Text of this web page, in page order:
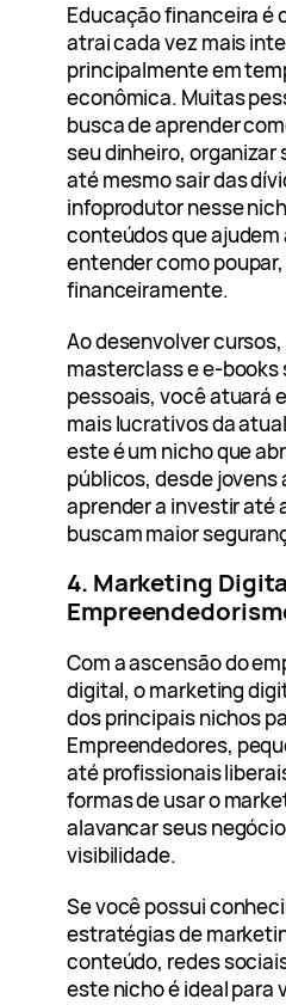
Educação financeira é
atrai cada vez mais
principalmente em
econômica. Muitas
busca de aprender
seu dinheiro, organizar
até mesmo sair das
infoprodutor nesse
conteúdos que ajudem
entender como
financeiramente.
Ao desenvolver
masterclass e e-books
pessoais, você atuará
mais lucrativos da
este é um nicho que
públicos, desde
aprender a investir até
buscam maior
4. Marketing
Com a ascensão do
digital, o marketing
dos principais nichos
Empreendedores,
até profissionais
formas de usar o
alavancar seus
visibilidade.
Se você possui
estratégias de
conteúdo, redes
este nicho é ideal para